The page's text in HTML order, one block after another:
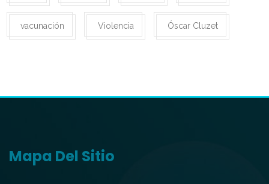
vacunación Violencia Óscar Cluzet
Mapa Del Sitio